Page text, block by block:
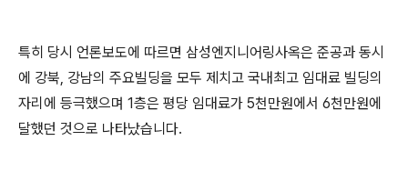
특히 당시 언론보도에 따르면 삼성엔지니어링사옥은 준공과 동시
에 강북, 강남의 주요빌딩을 모두 제치고 국내최고 임대료 빌딩의
자리에 등극했으며 1층은 평당 임대료가 5천만원에서 6천만원에
달했던 것으로 나타났습니다.